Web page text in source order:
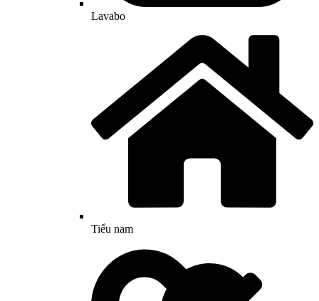
Lavabo
Tiểu nam